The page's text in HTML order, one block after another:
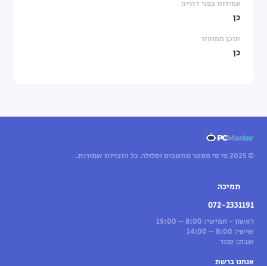
עמידות בפני דהייה
כן
תוכן ממוחזר
כן
© 2025 פי סי מסטר מחשבים וסלולר. כל הזכויות שמורות.
תמיכה
072-2331191
ראשון - חמישי: 8:00 – 19:00
שישי: 8:00 – 14:00
שבת: סגור
אנחנו ברשת